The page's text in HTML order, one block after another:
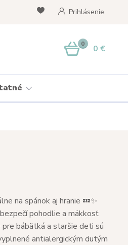
Prihlásenie
0 0 €
na spánok aj hranie 💤✨
pohodlie a mäkkosť
pre bábätká a staršie deti sú
antialergickým dutým